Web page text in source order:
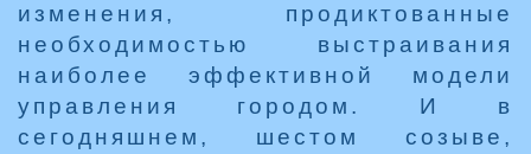
изменения, продиктованные
необходимостью выстраивания
наиболее эффективной модели
управления городом. И в
сегодняшнем, шестом созыве,